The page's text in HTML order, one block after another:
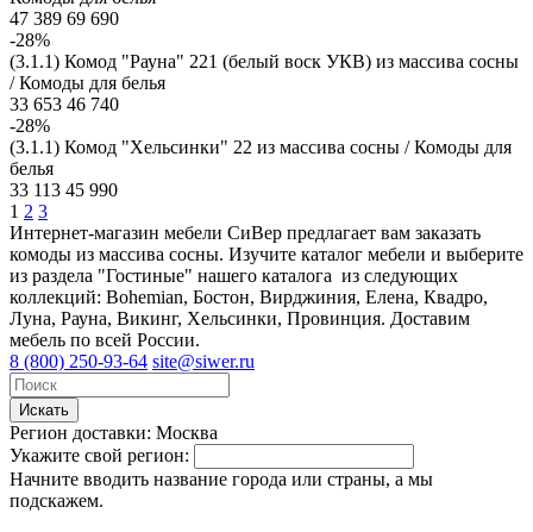
47 389 69 690
-28%
(3.1.1) Комод "Рауна" 221 (белый воск УКВ) из массива сосны
/ Комоды для белья
33 653 46 740
-28%
(3.1.1) Комод "Хельсинки" 22 из массива сосны / Комоды для
белья
33 113 45 990
1 2 3
Интернет-магазин мебели СиВер предлагает вам заказать
комоды из массива сосны. Изучите каталог мебели и выберите
из раздела "Гостиные" нашего каталога из следующих
коллекций: Bohemian, Бостон, Вирджиния, Елена, Квадро,
Луна, Рауна, Викинг, Хельсинки, Провинция. Доставим
мебель по всей России.
8 (800) 250-93-64 site@siwer.ru
Искать
Регион доставки: Москва
Укажите свой регион:
Начните вводить название города или страны, а мы
подскажем.